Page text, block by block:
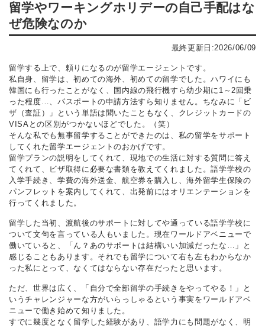
留学やワーキングホリデーの自己手配はな
ぜ危険なのか
最終更新日:2026/06/09
留学する上で、頼りになるのが留学エージェントです。
私自身、留学は、初めての海外、初めての留学でした。ハワイにも
韓国にも行ったことがなく、国内線の飛行機すら幼少期に1～2回乗
った程度…、パスポートの申請方法すら知りません。ちなみに「ビ
ザ（査証）」という単語は聞いたこともなく、クレジットカードの
VISAとの区別がつかないほどでした。（笑）
そんな私でも無事留学することができたのは、私の留学をサポート
してくれた留学エージェントのおかげです。
留学プランの説明をしてくれて、現地での生活に対する質問に答え
てくれて、ビザ取得に必要な書類を教えてくれました。語学学校の
入学手続き、学費の海外送金、航空券を購入し、海外留学生保険の
パンフレットを案内してくれて、出発前にはオリエンテーションを
行ってくれました。
留学した当初、渡航後のサポートに対してや通っている語学学校に
ついて文句を言っている人もいました。現在ワールドアベニューで
働いていると、「ん？あのサポートは結構いい加減だったな…」と
感じることもあります。それでも留学について右も左もわからなか
った私にとって、なくてはならない存在だったと思います。
ただ、世界は広く、「自分で全部留学の手続きをやってやる！」と
いうチャレンジャーな方がいらっしゃるという事実をワールドアベ
ニューで働き始めて知りました。
すでに幾度となく留学した経験があり、語学力にも問題がなく、明